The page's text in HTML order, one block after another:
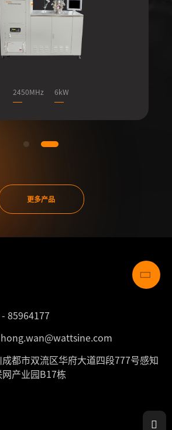
2450MHz 6kW
更多产品
85964177
成都市双流区华府大道四段777号感知
产业园B17栋